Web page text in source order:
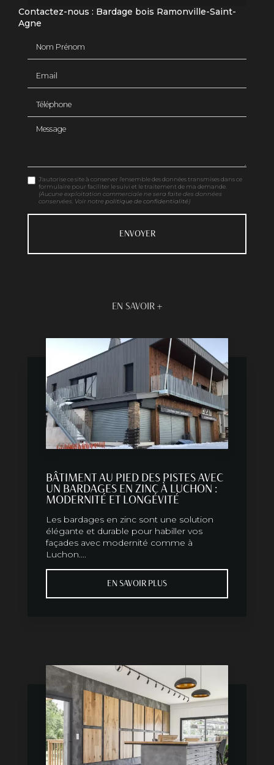
Contactez-nous : Bardage bois Ramonville-Saint-
Agne
Message
J'autorise ce site à conserver l'ensemble des données transmises dans ce
formulaire pour faciliter le suivi et le traitement de ma demande.
(Aucune exploitation commerciale ne sera faite des données
conservées. Voir notre politique de confidentialité)
EN SAVOIR +
BÂTIMENT AU PIED DES PISTES AVEC
UN BARDAGES EN ZINC À LUCHON :
MODERNITÉ ET LONGÉVITÉ
Les bardages en zinc sont une solution
élégante et durable pour habiller vos
façades avec modernité comme à
Luchon....
EN SAVOIR PLUS